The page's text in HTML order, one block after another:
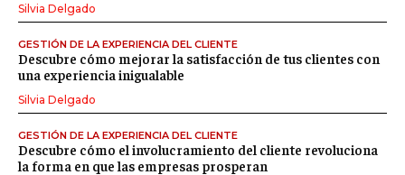
Silvia Delgado
GESTIÓN DE LA EXPERIENCIA DEL CLIENTE
Descubre cómo mejorar la satisfacción de tus clientes con
una experiencia inigualable
Silvia Delgado
GESTIÓN DE LA EXPERIENCIA DEL CLIENTE
Descubre cómo el involucramiento del cliente revoluciona
la forma en que las empresas prosperan